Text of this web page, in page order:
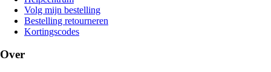
Volg mijn bestelling
Bestelling retourneren
Kortingscodes
Over